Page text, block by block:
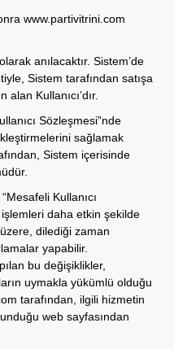
www.partivitrini.com
anılacaktır. Sistem’de
Sistem tarafından satışa
Kullanıcı’dır.
Sözleşmesi”nde
sağlamak
Sistem içerisinde
“Mesafeli Kullanıcı
işlemleri daha etkin şekilde
dilediği zaman
yapabilir.
bu değişiklikler,
uymakla yükümlü olduğu
tarafından, ilgili hizmetin
web sayfasından